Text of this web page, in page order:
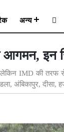
अन्य
इन
IMD की
अंबिकापुर, दीसा,